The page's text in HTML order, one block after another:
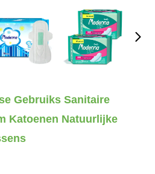
Gebruiks Sanitaire
Katoenen Natuurlijke